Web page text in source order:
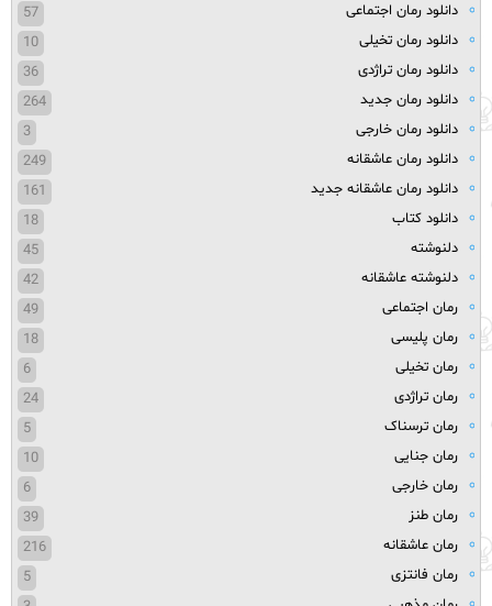
دانلود رمان اجتماعی
57
دانلود رمان تخیلی
10
دانلود رمان تراژدی
36
دانلود رمان جدید
264
دانلود رمان خارجی
3
دانلود رمان عاشقانه
249
دانلود رمان عاشقانه جدید
161
دانلود کتاب
18
دلنوشته
45
دلنوشته عاشقانه
42
رمان اجتماعی
49
رمان پلیسی
18
رمان تخیلی
6
رمان تراژدی
24
رمان ترسناک
5
رمان جنایی
10
رمان خارجی
6
رمان طنز
39
رمان عاشقانه
216
رمان فانتزی
5